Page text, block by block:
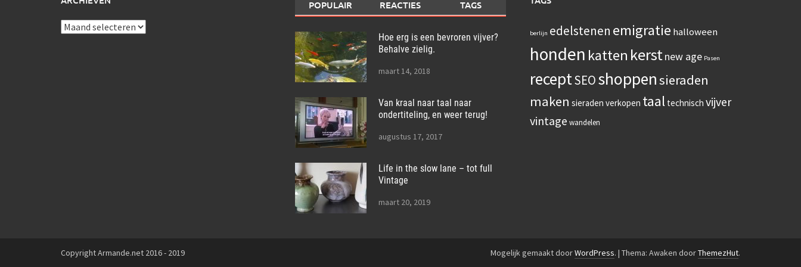
Archieven
POPULAIR REACTIES TAGS
Hoe erg is een bevroren vijver?
Behalve zielig.
maart 14, 2018
Van kraal naar taal naar
ondertiteling, en weer terug!
augustus 17, 2017
Life in the slow lane – tot full
Vintage
maart 20, 2019
berlijn edelstenen emigratie halloween
honden katten kerstnew age Pasen
receptSEOshoppensieraden
maken sieraden verkopen taal technisch vijver
vintage wandelen
Copyright Armande.net 2016 - 2019 Mogelijk gemaakt doorWordPress. | Thema: Awaken doorThemezHut.